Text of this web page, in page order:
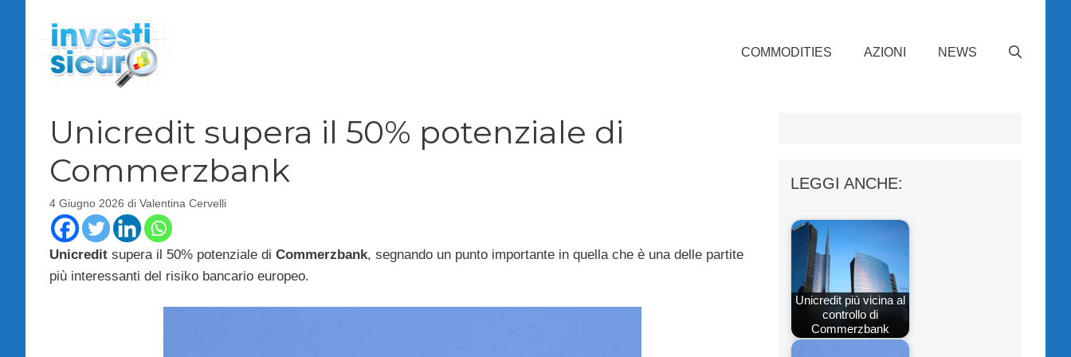
contenuto
COMMODITIES AZIONI NEWS
Unicredit supera il 50% potenziale di
Commerzbank
4 Giugno 2026 di Valentina Cervelli
Unicredit supera il 50% potenziale di Commerzbank, segnando un punto importante in quella che è una delle partite
più interessanti del risiko bancario europeo.
LEGGI ANCHE:
Unicredit più vicina al
controllo di
Commerzbank